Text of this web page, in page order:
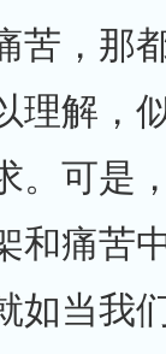
苦，那
理解，
。可是
和痛苦
如当我